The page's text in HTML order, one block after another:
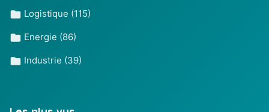
Logistique (115)
Energie (86)
Industrie (39)